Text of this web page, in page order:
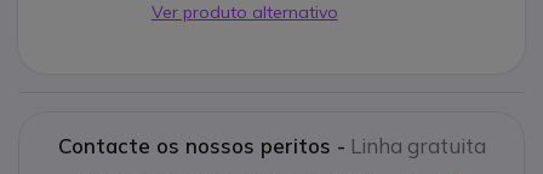
Ver produto alternativo
Contacte os nossos peritos - Linha gratuita